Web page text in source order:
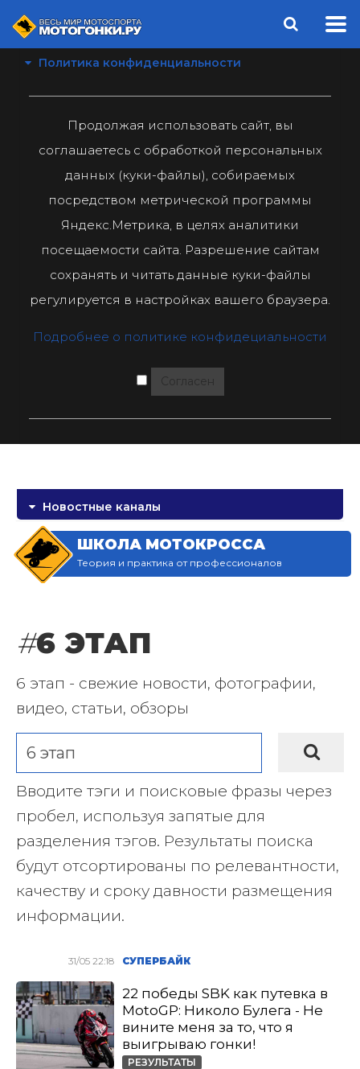
Политика конфиденциальности
Продолжая использовать сайт, вы
соглашаетесь с обработкой персональных
данных (куки-файлы), собираемых
посредством метрической программы
Яндекс.Метрика, в целях аналитики
посещаемости сайта. Разрешение сайтам
сохранять и читать данные куки-файлы
регулируется в настройках вашего браузера.
Подробнее о политике конфидециальности
Согласен
Новостные каналы
ШКОЛА МОТОКРОССА
Теория и практика от профессионалов
#6 ЭТАП
6 этап - свежие новости, фотографии,
видео, статьи, обзоры
Вводите тэги и поисковые фразы через
пробел, используя запятые для
разделения тэгов. Результаты поиска
будут отсортированы по релевантности,
качеству и сроку давности размещения
информации.
31/05 22:18 СУПЕРБАЙК
22 победы SBK как путевка в
MotoGP: Николо Булега - Не
вините меня за то, что я
выигрываю гонки!
РЕЗУЛЬТАТЫ